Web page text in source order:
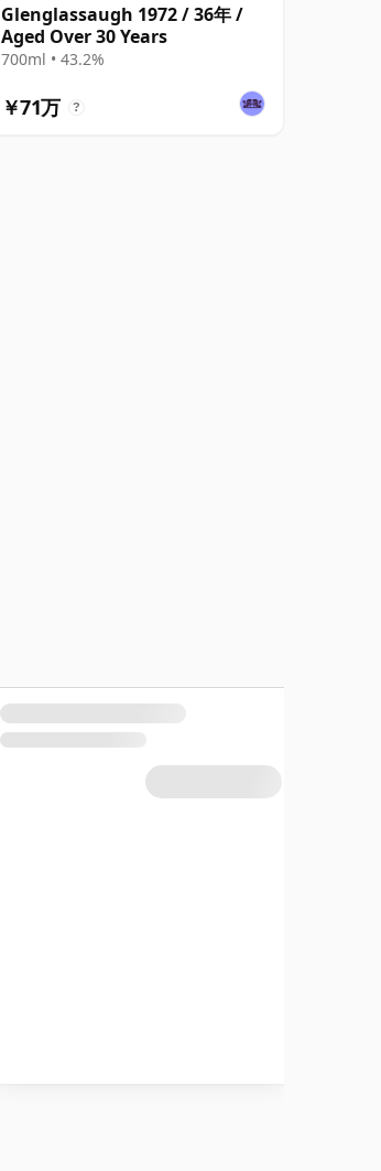
Glenglassaugh 1972 / 36年 /
Aged Over 30 Years
700ml • 43.2%
￥71万 ?